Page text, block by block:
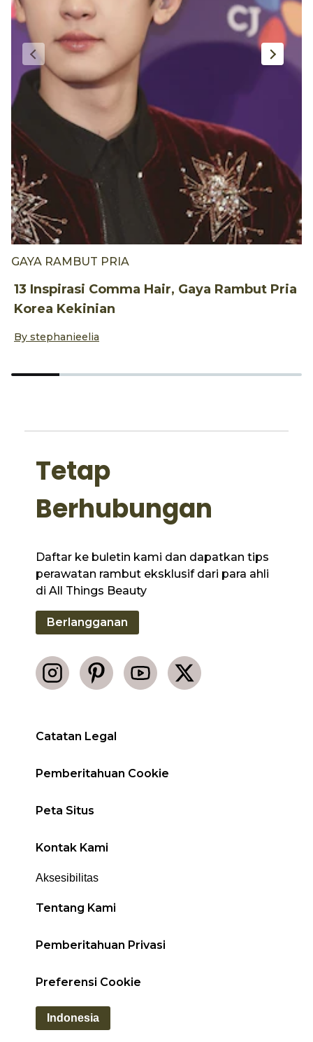
GAYA RAMBUT PRIA
13 Inspirasi Comma Hair, Gaya Rambut Pria
Korea Kekinian
By stephanieelia
Catatan Legal
Pemberitahuan Cookie
Peta Situs
Kontak Kami
Aksesibilitas
Tentang Kami
Pemberitahuan Privasi
Preferensi Cookie
Tetap
Berhubungan
Daftar ke buletin kami dan dapatkan tips
perawatan rambut eksklusif dari para ahli
di All Things Beauty
Berlangganan
Indonesia